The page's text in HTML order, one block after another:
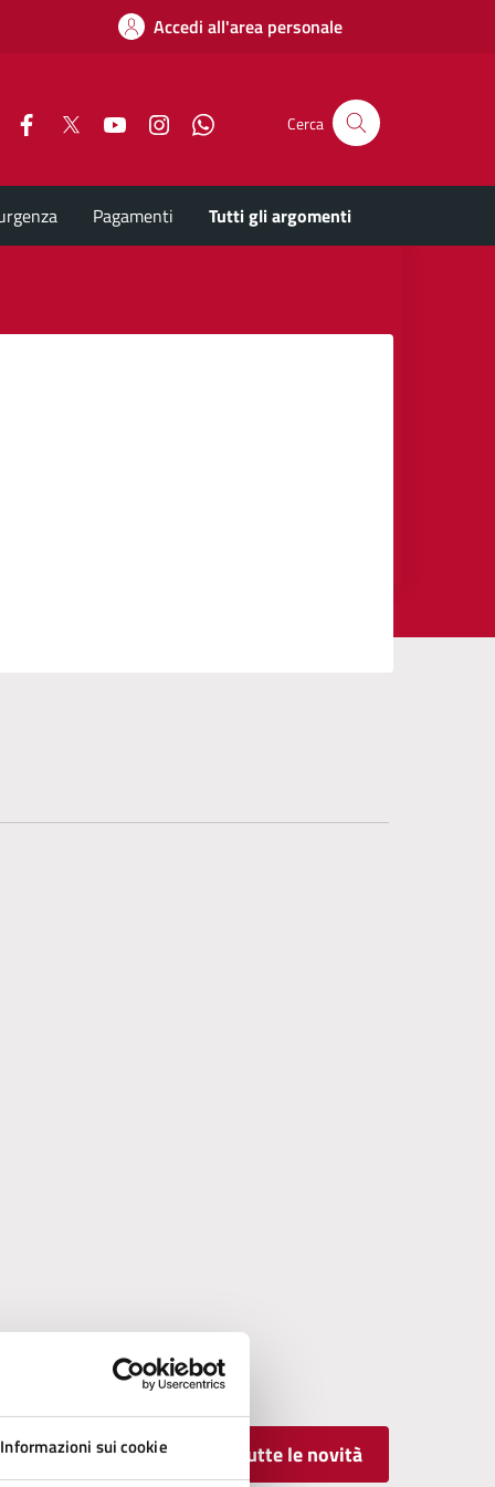
Informazioni sui cookie
Accedi all'area personale
Facebook YouTubeInstagramWhatsappCerca
Pagamenti Tutti gli argomenti
Tutte le novità